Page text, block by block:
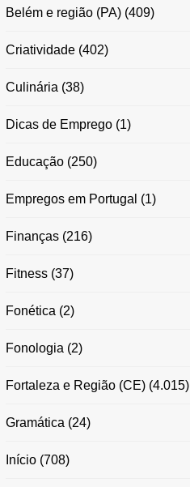
Belém e região (PA)(409)
Criatividade(402)
Culinária (38)
Dicas de Emprego(1)
Educação(250)
Empregos em Portugal (1)
Finanças(216)
Fitness(37)
Fonética (2)
Fonologia (2)
Fortaleza e Região (CE)(4.015)
Gramática (24)
Início(708)